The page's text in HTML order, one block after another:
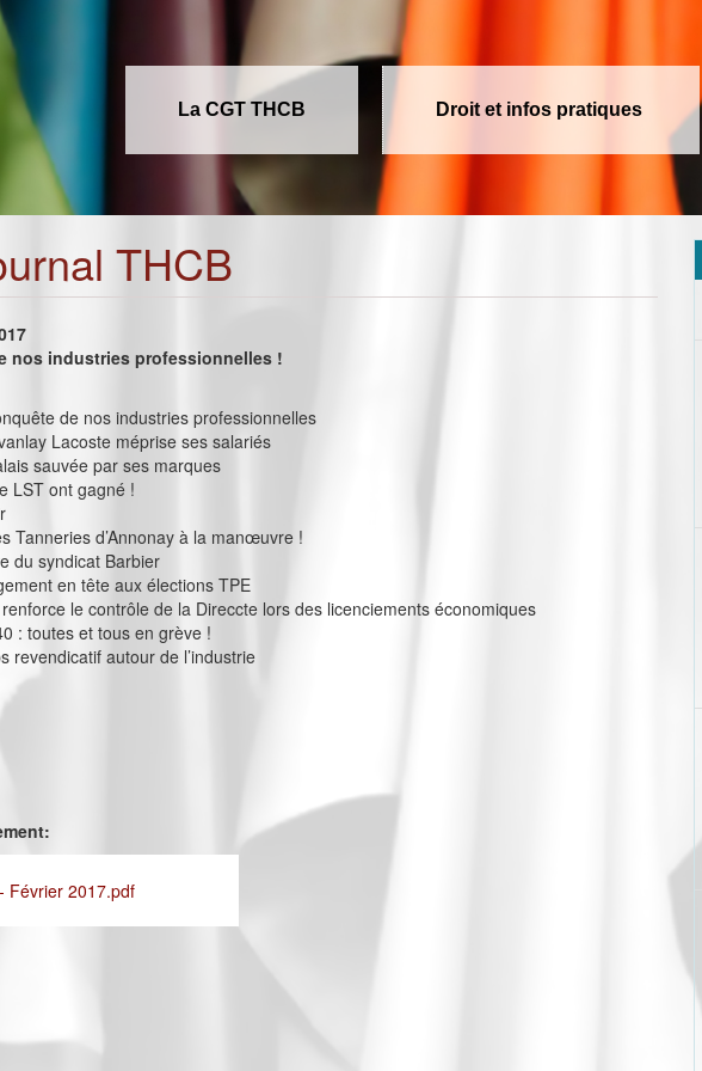
La CGT THCB Droit et infos pratiques
THCB
nos industries professionnelles !
de nos industries professionnelles
Lacoste méprise ses salariés
sauvée par ses marques
LST ont gagné !
Tanneries d’Annonay à la manœuvre !
du syndicat Barbier
en tête aux élections TPE
renforce le contrôle de la Direccte lors des licenciements économiques
: toutes et tous en grève !
revendicatif autour de l’industrie
Février 2017.pdf